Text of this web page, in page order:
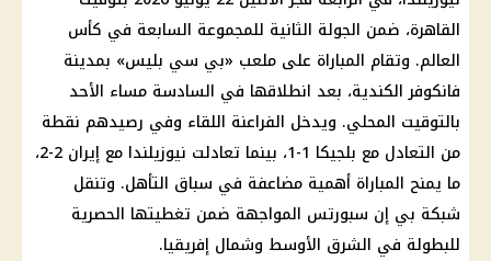
القاهرة، ضمن الجولة الثانية للمجموعة السابعة في كأس
العالم. وتقام المباراة على ملعب «بي سي بليس» بمدينة
فانكوفر الكندية، بعد انطلاقها في السادسة مساء الأحد
بالتوقيت المحلي. ويدخل الفراعنة اللقاء وفي رصيدهم نقطة
من التعادل مع بلجيكا 1-1، بينما تعادلت نيوزيلندا مع إيران 2-2،
ما يمنح المباراة أهمية مضاعفة في سباق التأهل. وتنقل
شبكة بي إن سبورتس المواجهة ضمن تغطيتها الحصرية
للبطولة في الشرق الأوسط وشمال إفريقيا.